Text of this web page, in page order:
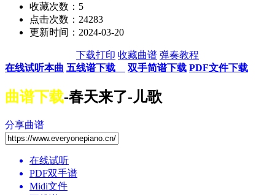
收藏次数： 5
点击次数：24283
更新时间：2024-03-20
下载打印 收藏曲谱 弹奏教程
在线试听本曲 五线谱下载 双手简谱下载 PDF文件下载
曲谱下载-春天来了-儿歌
分享曲谱
在线试听
PDF双手谱
Midi文件